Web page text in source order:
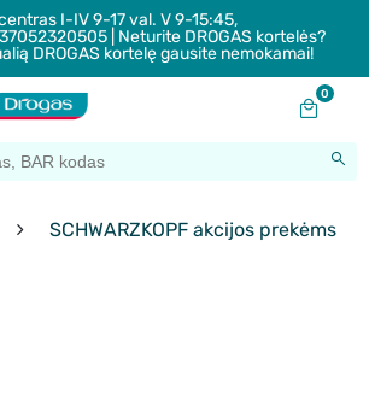
I-IV 9-17 val. V 9-15:45,
| Neturite DROGAS kortelės?
DROGAS kortelę gausite nemokamai!
0
SCHWARZKOPF akcijos prekėms